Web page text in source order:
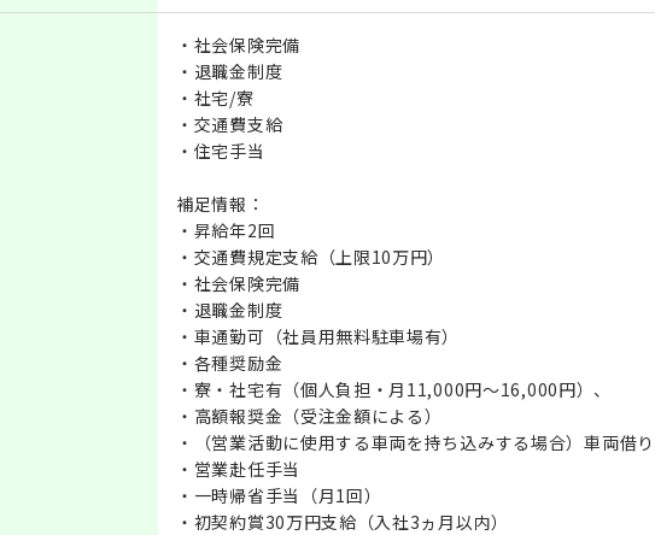
・社会保険完備
・退職金制度
・社宅/寮
・交通費支給
・住宅手当
補足情報：
・昇給年2回
・交通費規定支給（上限10万円）
・社会保険完備
・退職金制度
・車通勤可（社員用無料駐車場有）
・各種奨励金
・寮・社宅有（個人負担・月11,000円～16,000円）、
・高額報奨金（受注金額による）
・（営業活動に使用する車両を持ち込みする場合）車両借
・営業赴任手当
・一時帰省手当（月1回）
・初契約賞30万円支給（入社3ヵ月以内）